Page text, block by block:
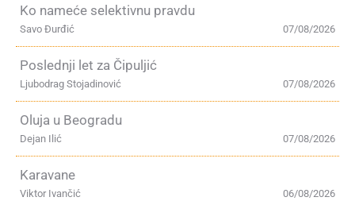
Ko nameće selektivnu pravdu
07/08/2026
Savo Đurđić
Poslednji let za Čipuljić
07/08/2026
Ljubodrag Stojadinović
Oluja u Beogradu
07/08/2026
Dejan Ilić
Karavane
06/08/2026
Viktor Ivančić